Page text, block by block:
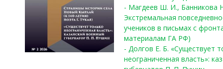
- Магдеев Ш. И., Банникова
Экстремальная
учеников в письмах с
материалам ГА РФ)
- Долгов Е. Б. «Существует
неограниченная власть»: